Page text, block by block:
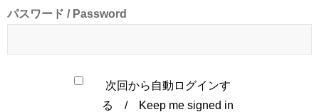
パスワード / Password
次回から自動ログインす
る / Keep me signed in